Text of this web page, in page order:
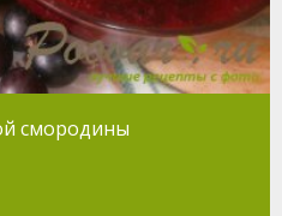
смородины